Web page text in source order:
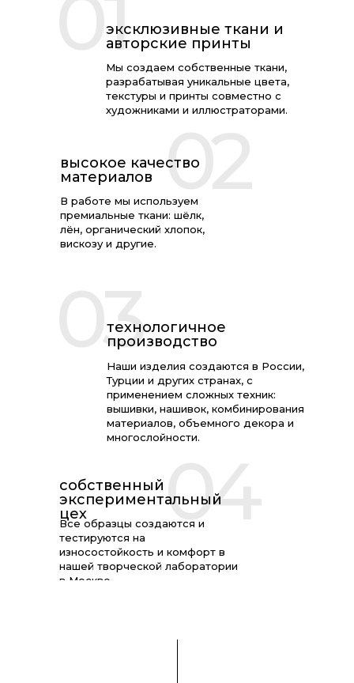
04
Все образцы создаются и
тестируются на
износостойкость и комфорт в
нашей творческой лаборатории
в Москве.
собственный
экспериментальный
цех
03
Наши изделия создаются в России,
Турции и других странах, с
применением сложных техник:
вышивки, нашивок, комбинирования
материалов, объемного декора и
многослойности.
технологичное
производство
02
В работе мы используем
премиальные ткани: шёлк,
лён, органический хлопок,
вискозу и другие.
высокое качество
материалов
Мы создаем собственные ткани,
разрабатывая уникальные цвета,
текстуры и принты совместно с
художниками и иллюстраторами.
эксклюзивные ткани и
авторские принты
01